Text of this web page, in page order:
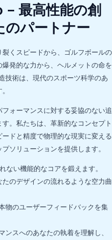
最高性能の創
のパートナー
くスピードから、ゴルフボールの
発的な力から、ヘルメットの命を
技術は、現代のスポーツ科学のあ
ォーマンスに対する妥協のない追
。私たちは、革新的なコンセプト
ドと精度で物理的な現実に変える
ソリューションを提供します。
ない機能的なコアを鍛えます。
たのデザインの流れるような空力曲
物のユーザーフィードバックを集
ンスへのあなたの執着を理解し、